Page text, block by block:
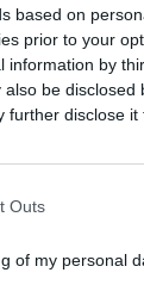
based on
prior to your
by
be
further disclose it
Outs
of my personal